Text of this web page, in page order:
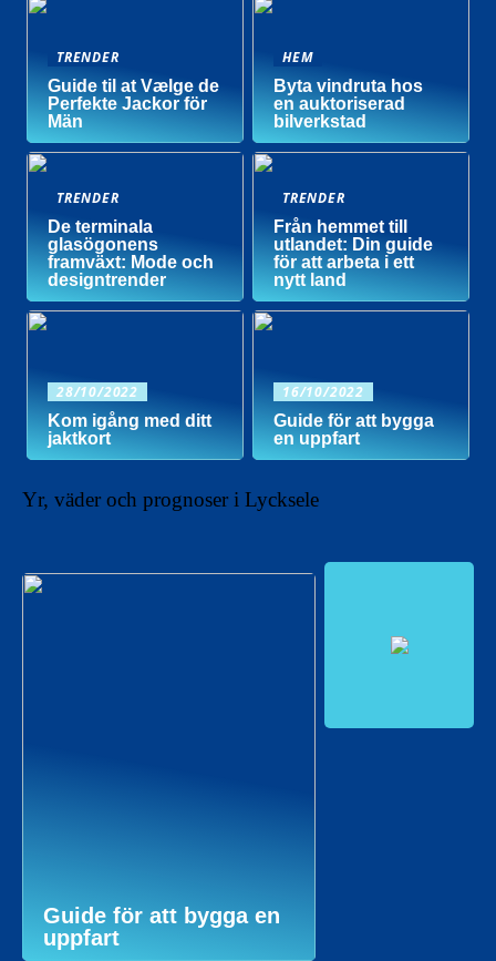
TRENDER
Guide til at Vælge de
Perfekte Jackor för
Män
HEM
Byta vindruta hos
en auktoriserad
bilverkstad
TRENDER
De terminala
glasögonens
framväxt: Mode och
designtrender
TRENDER
Från hemmet till
utlandet: Din guide
för att arbeta i ett
nytt land
28/10/2022
Kom igång med ditt
jaktkort
16/10/2022
Guide för att bygga
en uppfart
Yr, väder och prognoser i Lycksele
Guide för att bygga en
uppfart